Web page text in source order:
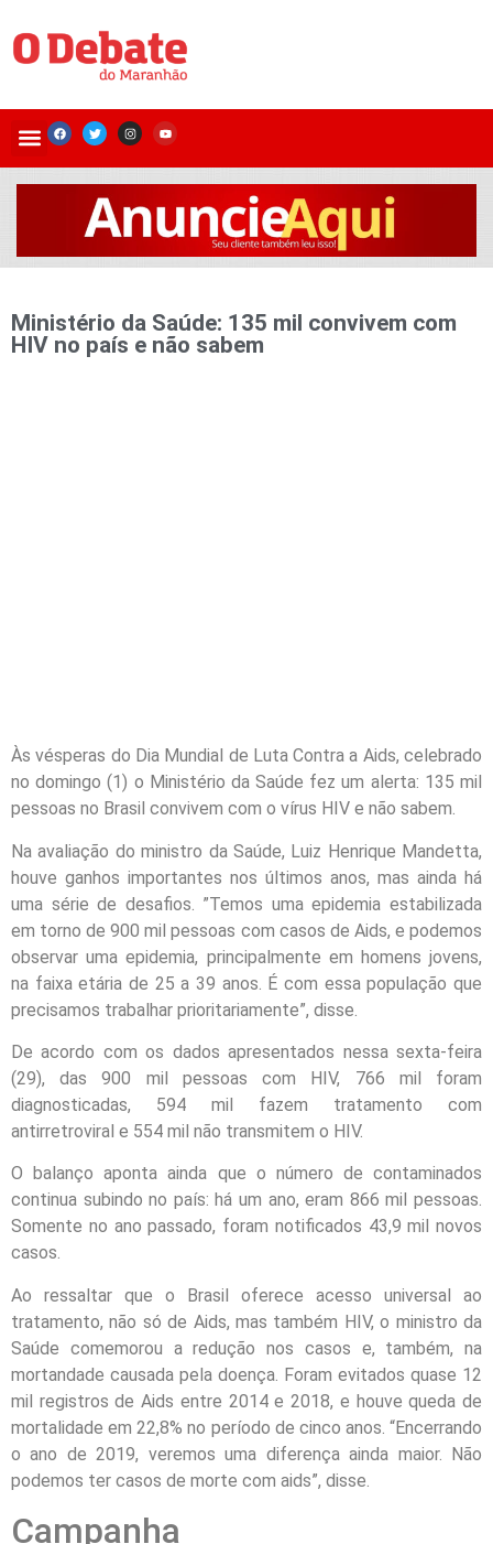
Ministério da Saúde: 135 mil convivem com
HIV no país e não sabem
Às vésperas do Dia Mundial de Luta Contra a Aids, celebrado
nodomingo (1) o Ministério da Saúde fez um alerta: 135 mil
pessoas no Brasil convivem com o vírus HIV e não sabem.
Na avaliação do ministro da Saúde, Luiz Henrique Mandetta,
houve ganhos importantes nos últimos anos, mas ainda há
uma série de desafios. ”Temos uma epidemia estabilizada
em torno de 900 mil pessoas com casos de Aids, e podemos
observar uma epidemia, principalmente em homens jovens,
na faixa etária de 25 a 39 anos. É com essa população que
precisamos trabalhar prioritariamente”, disse.
De acordo com os dados apresentados nessa sexta-feira
(29), das 900 mil pessoas com HIV, 766 mil foram
diagnosticadas, 594 mil fazem tratamento com
antirretroviral e 554 mil não transmitem o HIV.
O balanço aponta ainda que o número de contaminados
continua subindo no país: há um ano, eram 866 mil pessoas.
Somente no ano passado, foram notificados 43,9 mil novos
casos.
Ao ressaltar que o Brasil oferece acesso universal ao
tratamento, não só de Aids, mas também HIV, o ministro da
Saúde comemorou a redução nos casos e, também, na
mortandade causada pela doença. Foram evitados quase 12
mil registros de Aids entre 2014 e 2018, e houve queda de
mortalidade em 22,8% no período de cinco anos. “Encerrando
o ano de 2019, veremos uma diferença ainda maior. Não
podemos ter casos de morte com aids”, disse.
Campanha